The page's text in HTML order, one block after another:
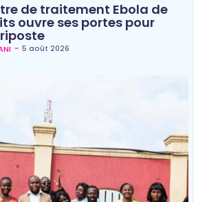
de traitement Ebola de
ouvre ses portes pour
~ 5 août 2026